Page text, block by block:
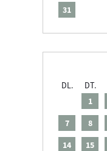
31
DL.
DT.
1
7
8
14
15